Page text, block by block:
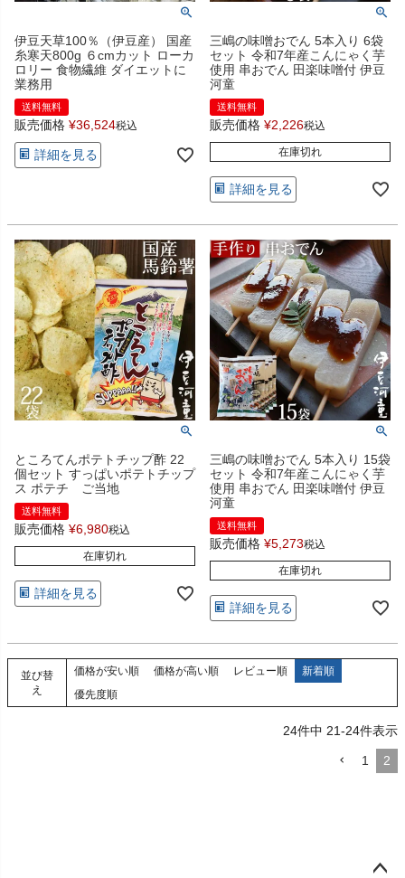
伊豆天草100％（伊豆産） 国産
糸寒天800g ６cmカット ローカ
ロリー 食物繊維 ダイエットに
業務用
送料無料
販売価格 ¥36,524税込
詳細を見る
三嶋の味噌おでん 5本入り 6袋
セット 令和7年産こんにゃく芋
使用 串おでん 田楽味噌付 伊豆
河童
送料無料
販売価格 ¥2,226税込
在庫切れ
詳細を見る
ところてんポテトチップ酢 22
個セット すっぱいポテトチップ
ス ポテチ ご当地
送料無料
販売価格 ¥6,980税込
在庫切れ
詳細を見る
三嶋の味噌おでん 5本入り 15袋
セット 令和7年産こんにゃく芋
使用 串おでん 田楽味噌付 伊豆
河童
送料無料
販売価格 ¥5,273税込
在庫切れ
詳細を見る
並び替
え
価格が安い順 価格が高い順 レビュー順
新着順
優先度順
24件中 21-24件表示
1 2